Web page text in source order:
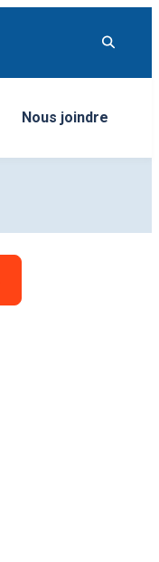
Nous joindre